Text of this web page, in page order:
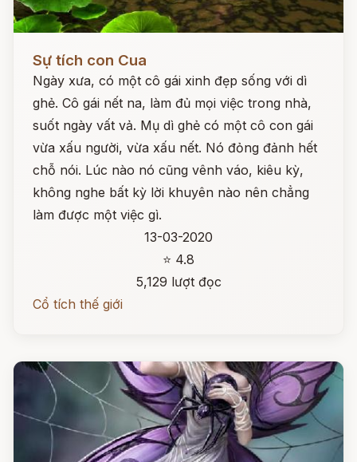
Sự tích con Cua
Ngày xưa, có một cô gái xinh đẹp sống với dì
ghẻ. Cô gái nết na, làm đủ mọi việc trong nhà,
suốt ngày vất vả. Mụ dì ghẻ có một cô con gái
vừa xấu người, vừa xấu nết. Nó đỏng đảnh hết
chỗ nói. Lúc nào nó cũng vênh váo, kiêu kỳ,
không nghe bất kỳ lời khuyên nào nên chẳng
làm được một việc gì.
13-03-2020
⭐ 4.8
5,129 lượt đọc
Cổ tích thế giới